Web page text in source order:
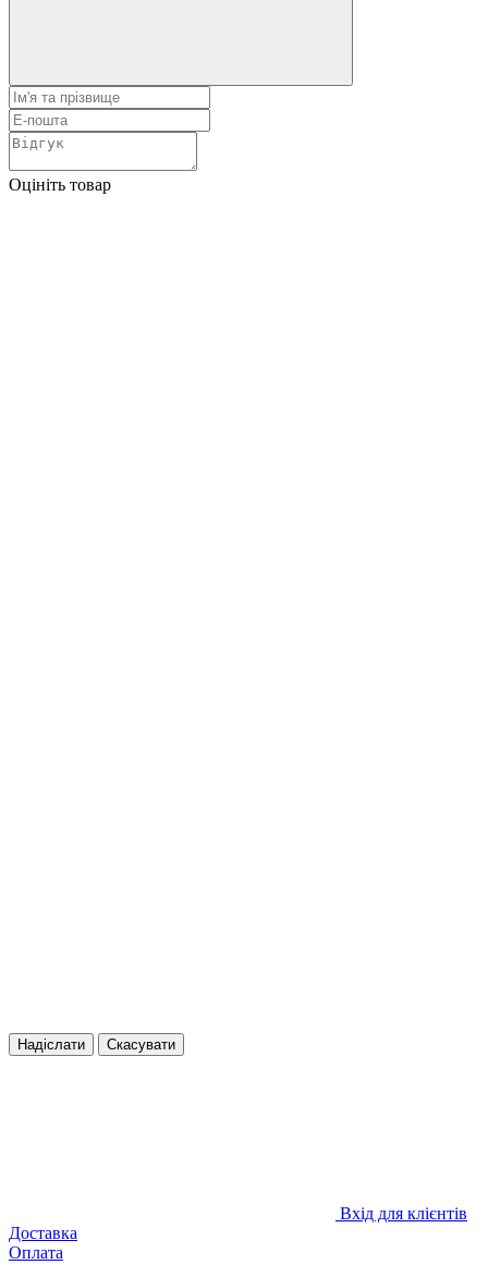
Оцініть товар
Надіслати Скасувати
Вхід для клієнтів
Доставка
Оплата